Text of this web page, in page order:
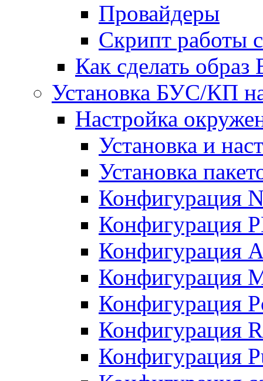
Провайдеры
Скрипт работы
Как сделать
Установка БУС/КП
Настройка
Установка и
Установка
Конфигурация
Конфигурация
Конфигурация
Конфигурация
Конфигурация
Конфигурация
Конфигурация